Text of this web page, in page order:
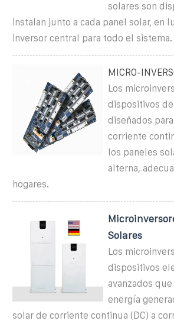
solares son
instalan junto a cada panel solar, en
inversor central para todo el sistema.
MICRO-
Los
dispositivos
diseñados
corriente
los paneles
alterna,
hogares.
Solares
Los
dispositivos
avanzados
energía
solar de corriente continua (DC) a